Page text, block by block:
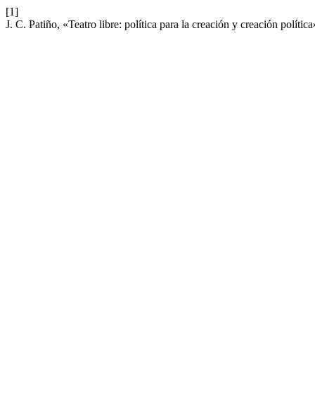
[1]
J. C. Patiño, «Teatro libre: política para la creación y creación